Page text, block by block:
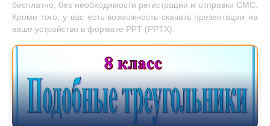
бесплатно, без необходимости регистрации и отправки СМС.
Кроме того, у вас есть возможность скачать презентации на
ваше устройство в формате PPT (PPTX).